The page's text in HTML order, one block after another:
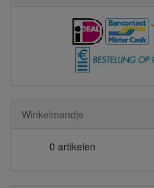
Winkelmandje
0 artikelen